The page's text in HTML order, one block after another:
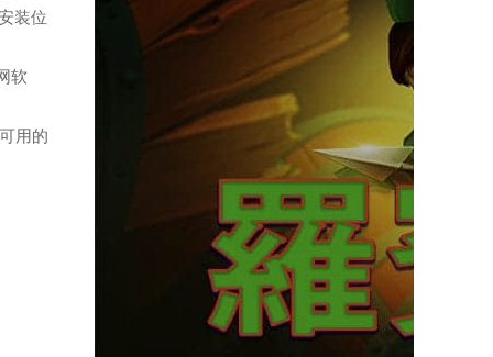
装位
软
用的